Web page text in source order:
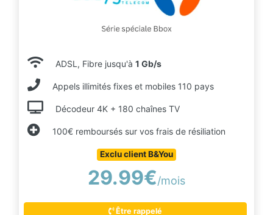
ADSL, Fibre jusqu'à 1 Gb/s
Appels illimités fixes et mobiles 110 pays
Décodeur 4K + 180 chaînes TV
100€ remboursés sur vos frais de résiliation
Exclu client B&You
29.99€/mois
Être rappelé